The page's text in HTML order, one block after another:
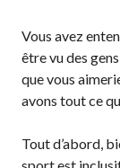
Nationaux
Règles de base
Vous avez
être vu des
que vous
avons tout ce
Tout d’abord,